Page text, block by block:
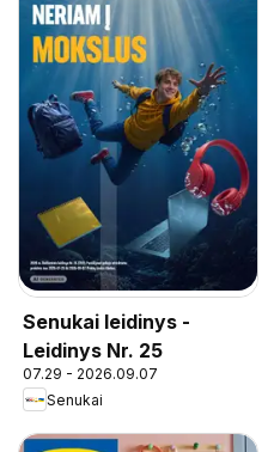
Senukai leidinys -
Leidinys Nr. 25
07.29 - 2026.09.07
Senukai